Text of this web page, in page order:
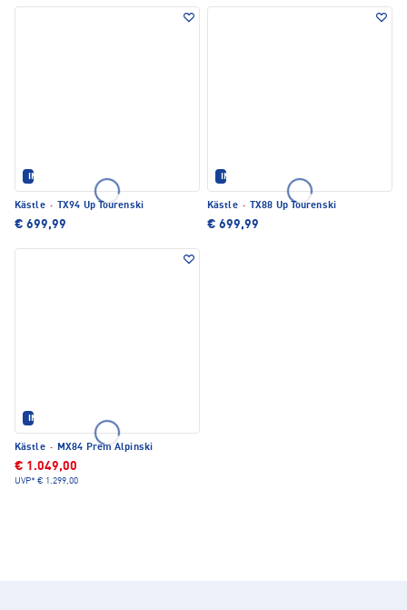
IM SET ERHÄLTLICH
Kästle · TX94 Up Tourenski
€ 699,99
IM SET ERHÄLTLICH
Kästle · TX88 Up Tourenski
€ 699,99
IM SET ERHÄLTLICH
Kästle · MX84 Prem Alpinski
€ 1.049,00
UVP* € 1.299,00